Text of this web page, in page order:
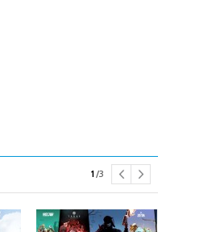
1 /3